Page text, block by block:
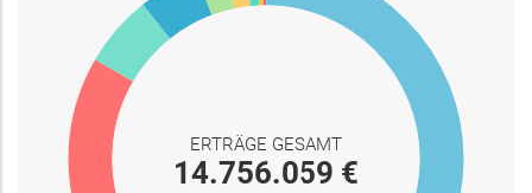
ERTRÄGE GESAMT
14.756.059 €